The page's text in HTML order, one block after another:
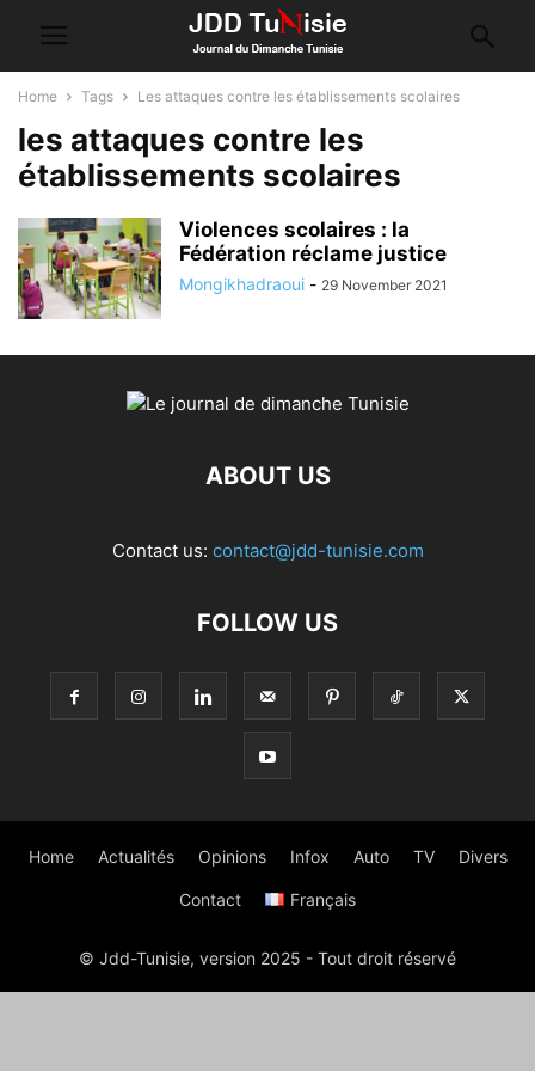
Home Tags Les attaques contre les établissements scolaires
les attaques contre les
établissements scolaires
Violences scolaires : la
Fédération réclame justice
Mongikhadraoui - 29 November 2021
ABOUT US
Contact us: contact@jdd-tunisie.com
FOLLOW US
Home Actualités Opinions Infox Auto TV Divers
Contact Français
© Jdd-Tunisie, version 2025 - Tout droit réservé